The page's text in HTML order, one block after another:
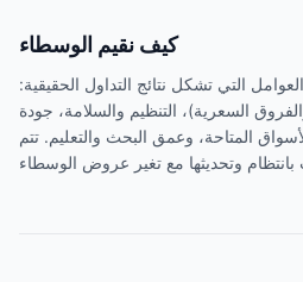
كيف نقيم الوسطاء
التي تشكل نتائج التداول الحقيقية:
السعرية)، التنظيم والسلامة، جودة
المتاحة، وعمق البحث والتعليم. تتم